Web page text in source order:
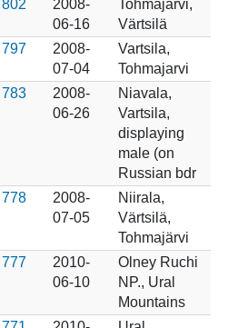
802
2008-
06-16
Tohmajärvi,
Värtsilä
797
2008-
07-04
Vartsila,
Tohmajarvi
783
2008-
06-26
Niavala,
Vartsila,
displaying
male (on
Russian bdr
778
2008-
07-05
Niirala,
Värtsilä,
Tohmajärvi
777
2010-
06-10
Olney Ruchi
NP., Ural
Mountains